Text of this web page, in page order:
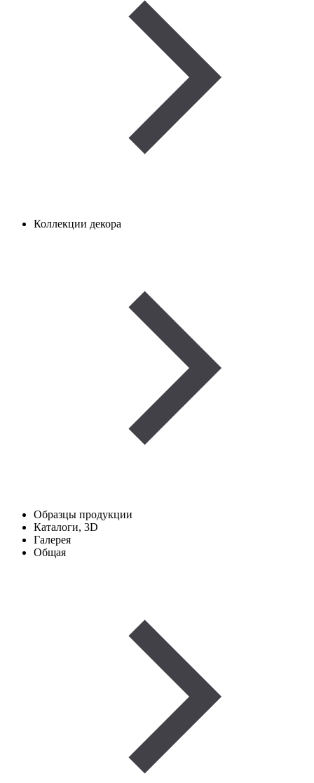
Коллекции декора
Образцы продукции
Каталоги, 3D
Галерея
Общая